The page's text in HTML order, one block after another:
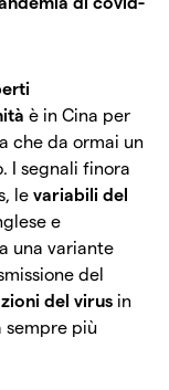
è in Cina per
che da ormai un
I segnali finora
le variabili del
e
una variante
del
del virus in
sempre più